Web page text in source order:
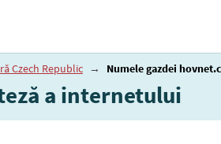
Czech Republic → Numele gazdei
a internetului